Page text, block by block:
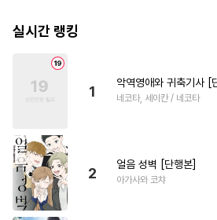
실시간 랭킹
1
악역영애와 귀축기사 [
네코타, 세이칸 / 네코타
2
얼음 성벽 [단행본]
아가사와 코챠